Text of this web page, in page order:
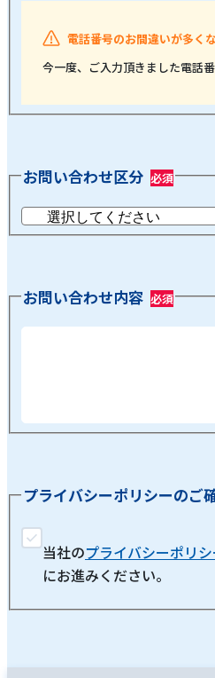
電話番号のお間違いが多く
今一度、ご入力頂きました電話
お問い合わせ区分
お問い合わせ内容
プライバシーポリシーのご
当社のプライバシーポリシ
にお進みください。